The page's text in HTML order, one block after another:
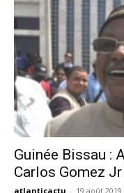
Guinée Bissau :
Carlos Gomez
atlanticactu - 19 août 2019